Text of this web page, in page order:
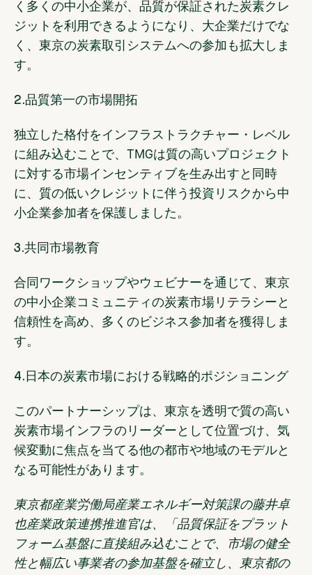
く多くの中小企業が、品質が保証された炭素クレ
ジットを利用できるようになり、大企業だけでな
く、東京の炭素取引システムへの参加も拡大しま
す。
2.品質第一の市場開拓
独立した格付をインフラストラクチャー・レベル
に組み込むことで、TMGは質の高いプロジェクト
に対する市場インセンティブを生み出すと同時
に、質の低いクレジットに伴う投資リスクから中
小企業参加者を保護しました。
3.共同市場教育
合同ワークショップやウェビナーを通じて、東京
の中小企業コミュニティの炭素市場リテラシーと
信頼性を高め、多くのビジネス参加者を獲得しま
す。
4.日本の炭素市場における戦略的ポジショニング
このパートナーシップは、東京を透明で質の高い
炭素市場インフラのリーダーとして位置づけ、気
候変動に焦点を当てる他の都市や地域のモデルと
なる可能性があります。
東京都産業労働局産業エネルギー対策課の藤井卓
也産業政策連携推進官は、「品質保証をプラット
フォーム基盤に直接組み込むことで、市場の健全
性と幅広い事業者の参加基盤を確立し、東京都の